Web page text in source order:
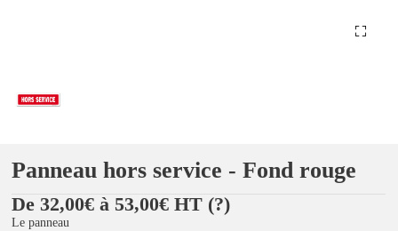
Panneau hors service - Fond rouge
De 32,00€ à 53,00€ HT (?)
Le panneau